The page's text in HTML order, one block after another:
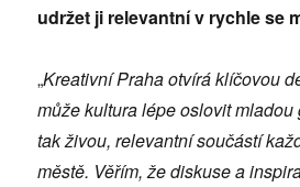
udržet ji relevantní v rychle se
„Kreativní Praha otvírá klíčovou
může kultura lépe oslovit mladou
tak živou, relevantní součástí
městě. Věřím, že diskuse a